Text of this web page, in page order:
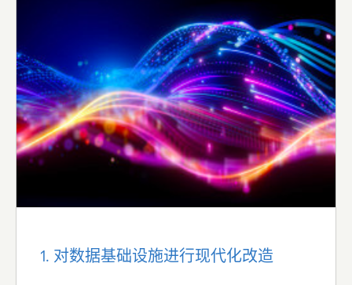
1. 对数据基础设施进行现代化改造